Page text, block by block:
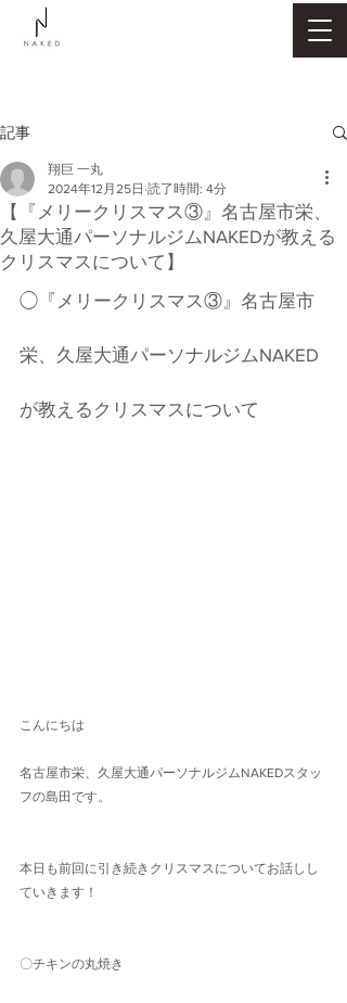
記事
【『メリークリスマス③』名古屋市栄、
久屋大通パーソナルジムNAKEDが教える
クリスマスについて】
翔巨 一丸
2024年12月25日 読了時間: 4分
◯『メリークリスマス③』名古屋市
栄、久屋大通パーソナルジムNAKED
が教えるクリスマスについて
こんにちは
名古屋市栄、久屋大通パーソナルジムNAKEDスタッ
フの島田です。
本日も前回に引き続きクリスマスについてお話しし
ていきます！
〇チキンの丸焼き